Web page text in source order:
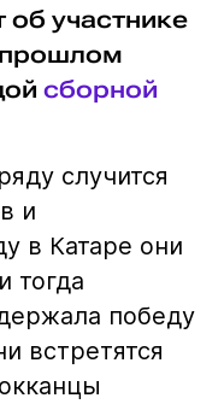
об участнике
прошлом
сборной
случится
и
в Катаре они
тогда
победу
встретятся